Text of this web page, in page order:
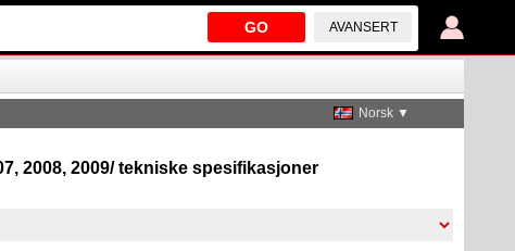
GO AVANSERT
Norsk ▼
2008, 2009/ tekniske spesifikasjoner